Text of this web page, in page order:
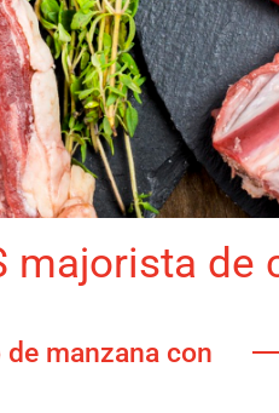
majorista
manzana con